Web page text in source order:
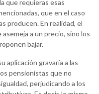
que requieras esas
que en el caso
producen. En realidad, el
a un precio, sino los
bajar.
aplicación gravaría a las
pensionistas que no
perjudicando a los